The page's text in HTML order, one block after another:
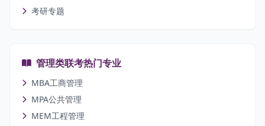
考研专题
管理类联考热门专业
MBA工商管理
MPA公共管理
MEM工程管理